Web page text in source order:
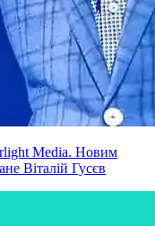
Media. Новим
Віталій Гусєв